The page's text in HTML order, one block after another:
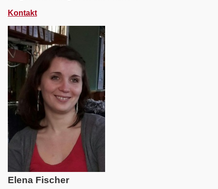
Kontakt
Elena Fischer